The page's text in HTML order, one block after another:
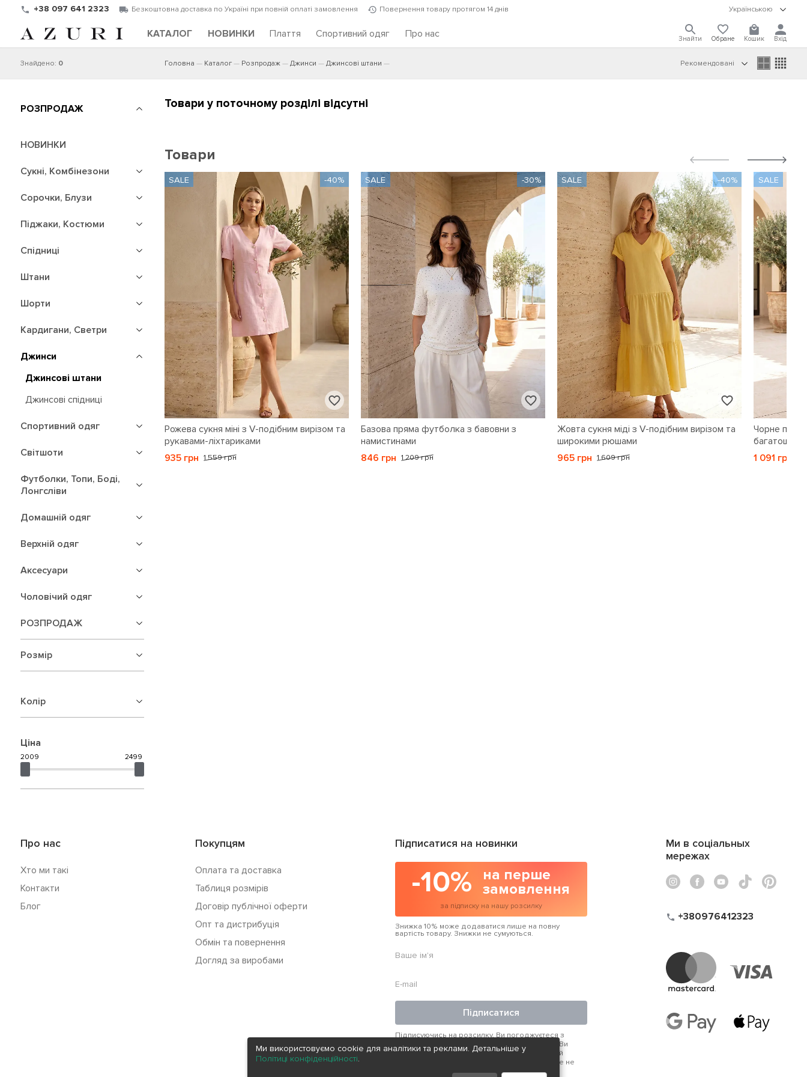
+38 097 641 2323 Безкоштовна доставка по Україні при повній оплаті замовлення Повернення товару протягом 14 днів Українською
КАТАЛОГ НОВИНКИ Плаття Спортивний одяг Про нас Знайти Обране Кошик Вхід
Знайдено: 0 Головна Каталог Розпродаж Джинси Джинсові штани Рекомендовані
РОЗПРОДАЖ
НОВИНКИ
Сукні, Комбінезони
Сорочки, Блузи
Піджаки, Костюми
Спідниці
Штани
Шорти
Кардигани, Светри
Джинси
Джинсові штани
Джинсові спідниці
Спортивний одяг
Світшоти
Футболки, Топи, Боді,
Лонгсліви
Домашній одяг
Верхній одяг
Аксесуари
Чоловічий одяг
РОЗПРОДАЖ
Розмір
Колір
Ціна
2009 2499
Товари у поточному розділі відсутні
Товари
Рожева сукня міні з V-подібним вирізом та
рукавами-ліхтариками
1 559 грн
935 грн
Базова пряма футболка з бавовни з
намистинами
1 209 грн
846 грн
Жовта сукня міді з V-подібним вирізом та
широкими рюшами
1 609 грн
965 грн
Чорне
1 091 грн
Про нас
Хто ми такі
Контакти
Блог
Покупцям
Оплата та доставка
Таблиця розмірів
Договір публічної оферти
Опт та дистрибуція
Обмін та повернення
Догляд за виробами
Підписатися на новинки
-10%
на перше
замовлення
за підписку на нашу розсилку
Знижка 10% може додаватися лише на повну
вартість товару. Знижки не сумуються.
Підписатися
Підписуючись на розсилку, Ви погоджуєтеся з
Політикою конфіденційності
нашої компанії. Ви
можете відписатися від розсилки в будь-який
момент, якщо вважаєте, що з Вам вона більше не
Ми в соціальных
мережах
+380976412323
Ми використовуємо cookie для аналітики та реклами. Детальніше у
Політиці конфіденційності.